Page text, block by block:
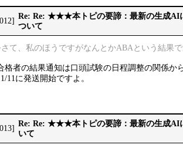
Re: Re: ★★★本トピの要諦：最新の生成AI
ついて
さて、私のほうですがなんとかABAという結果
格者の結果通知は口頭試験の日程調整の関係か
11に発送開始ですよ。
Re: Re: ★★★本トピの要諦：最新の生成AI
いて